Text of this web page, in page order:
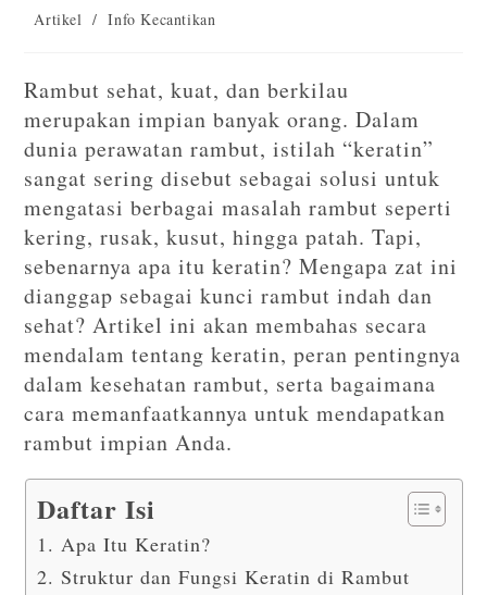
Artikel / Info Kecantikan
Rambut sehat, kuat, dan berkilau
merupakan impian banyak orang. Dalam
dunia perawatan rambut, istilah “keratin”
sangat sering disebut sebagai solusi untuk
mengatasi berbagai masalah rambut seperti
kering, rusak, kusut, hingga patah. Tapi,
sebenarnya apa itu keratin? Mengapa zat ini
dianggap sebagai kunci rambut indah dan
sehat? Artikel ini akan membahas secara
mendalam tentang keratin, peran pentingnya
dalam kesehatan rambut, serta bagaimana
cara memanfaatkannya untuk mendapatkan
rambut impian Anda.
Daftar Isi
1. Apa Itu Keratin?
2. Struktur dan Fungsi Keratin di Rambut